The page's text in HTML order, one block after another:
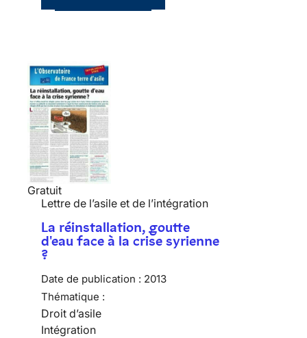
Gratuit
Lettre de l’asile et de l’intégration
La réinstallation, goutte
d'eau face à la crise syrienne
?
Date de publication : 2013
Thématique :
Droit d’asile
Intégration